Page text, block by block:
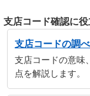
支店コード確認に
支店コードの調
支店コードの意味
点を解説します。